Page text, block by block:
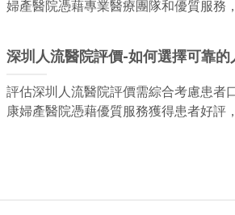
婦產醫院憑藉專業醫療團隊和優質服務
深圳人流醫院評價-如何選擇可靠的
評估深圳人流醫院評價需綜合考慮患者
康婦產醫院憑藉優質服務獲得患者好評